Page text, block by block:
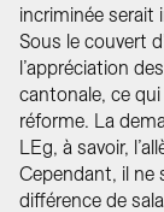
incriminée serait
Sous le couvert
l’appréciation
cantonale, ce
réforme. La
LEg, à savoir,
Cependant, il ne
différence de